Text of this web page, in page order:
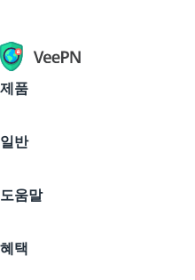
제품
VPN for macOS
iOS VPN
Firefox
일반
VPN 다운로드
가격
도움말
문의하기
혜택